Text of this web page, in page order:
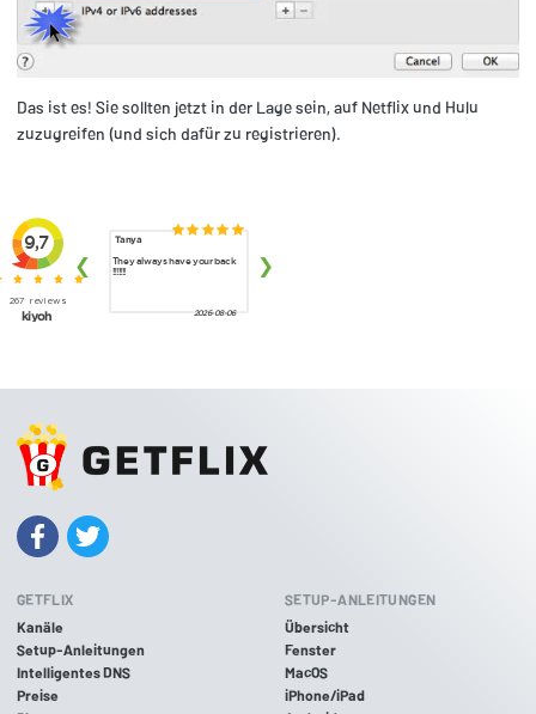
Das ist es! Sie sollten jetzt in der Lage sein, auf Netflix und Hulu
zuzugreifen (und sich dafür zu registrieren).
GETFLIX
Kanäle
Setup-Anleitungen
Intelligentes DNS
Preise
SETUP-ANLEITUNGEN
Übersicht
Fenster
MacOS
iPhone/iPad